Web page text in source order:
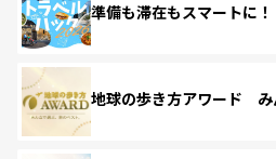
準備も滞在もスマートに
地球の歩き方アワード み